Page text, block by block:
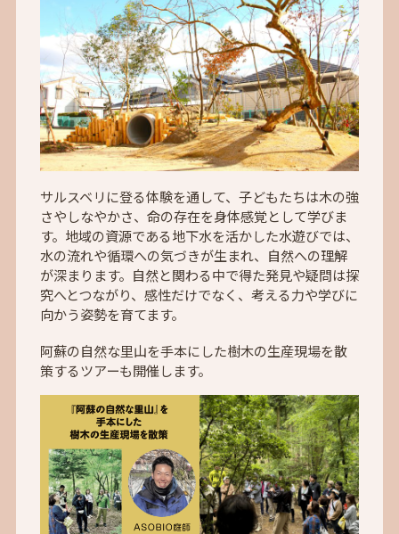
サルスベリに登る体験を通して、子どもたちは木の強
さやしなやかさ、命の存在を身体感覚として学びま
す。地域の資源である地下水を活かした水遊びでは、
水の流れや循環への気づきが生まれ、自然への理解
が深まります。自然と関わる中で得た発見や疑問は探
究へとつながり、感性だけでなく、考える力や学びに
向かう姿勢を育てます。
阿蘇の自然な里山を手本にした樹木の生産現場を散
策するツアーも開催します。